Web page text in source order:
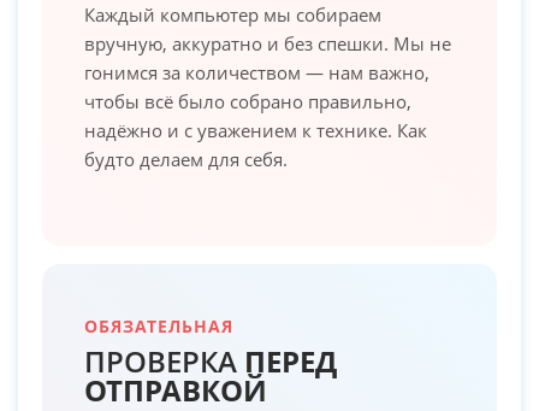
Каждый компьютер мы собираем
вручную, аккуратно и без спешки. Мы не
гонимся за количеством — нам важно,
чтобы всё было собрано правильно,
надёжно и с уважением к технике. Как
будто делаем для себя.
ОБЯЗАТЕЛЬНАЯ
ПРОВЕРКА ПЕРЕД
ОТПРАВКОЙ